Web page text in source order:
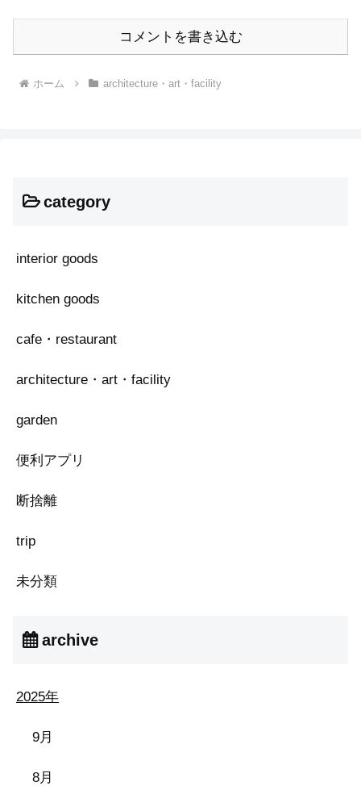
コメントを書き込む
ホーム architecture・art・facility
category
interior goods
kitchen goods
cafe・restaurant
architecture・art・facility
garden
便利アプリ
断捨離
trip
未分類
archive
2025年
9月
8月